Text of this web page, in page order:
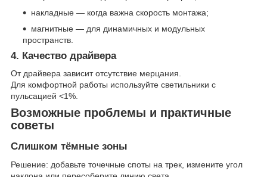
накладные — когда важна скорость монтажа;
магнитные — для динамичных и модульных
пространств.
4. Качество драйвера
От драйвера зависит отсутствие мерцания.
Для комфортной работы используйте светильники с
пульсацией <1%.
Возможные проблемы и практичные
советы
Слишком тёмные зоны
Решение: добавьте точечные споты на трек, измените угол